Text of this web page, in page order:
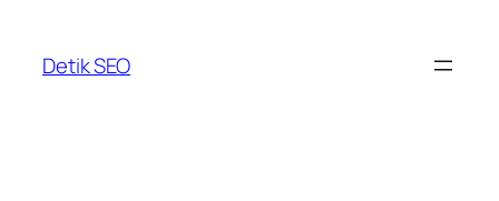
content
Detik SEO